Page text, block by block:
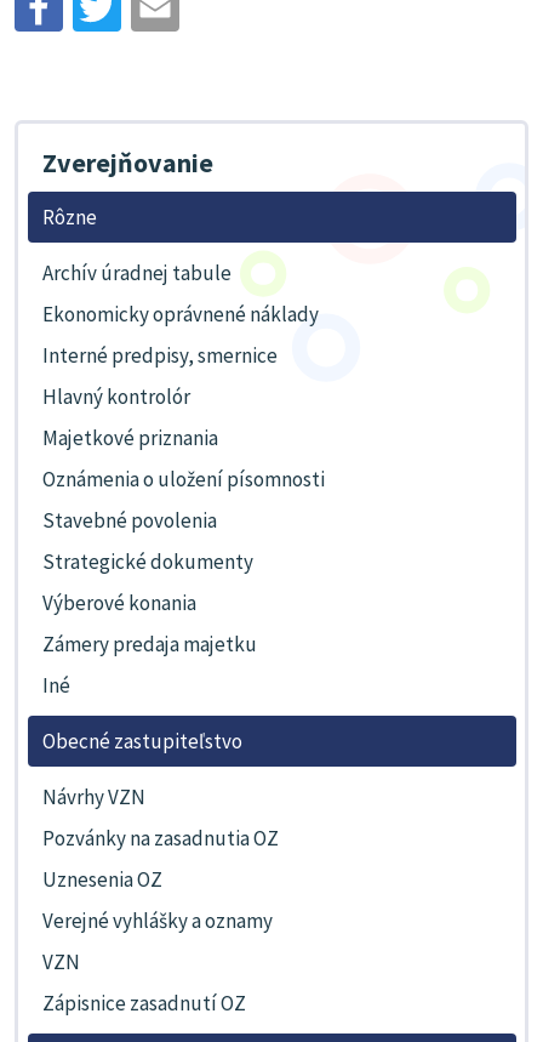
Zverejňovanie
Rôzne
Archív úradnej tabule
Ekonomicky oprávnené náklady
Interné predpisy, smernice
Hlavný kontrolór
Majetkové priznania
Oznámenia o uložení písomnosti
Stavebné povolenia
Strategické dokumenty
Výberové konania
Zámery predaja majetku
Iné
Obecné zastupiteľstvo
Návrhy VZN
Pozvánky na zasadnutia OZ
Uznesenia OZ
Verejné vyhlášky a oznamy
VZN
Zápisnice zasadnutí OZ